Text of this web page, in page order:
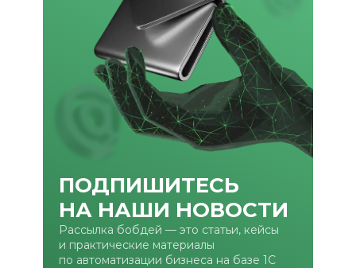
ПОДПИШИТЕСЬ
НА НАШИ НОВОСТИ
Рассылка бобдей — это статьи, кейсы
и практические материалы
по автоматизации бизнеса на базе 1С